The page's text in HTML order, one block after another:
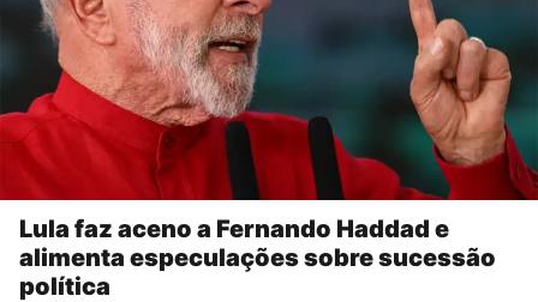
Lula faz aceno a Fernando Haddad e
alimenta especulações sobre sucessão
política